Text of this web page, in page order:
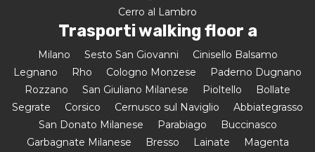
Cerro al Lambro
Trasporti walking floor a
Milano Sesto San Giovanni
Cinisello Balsamo
Legnano
Rho Cologno Monzese
Paderno Dugnano
Rozzano
San Giuliano Milanese Pioltello
Bollate
Segrate
Corsico Cernusco sul Naviglio
Abbiategrasso
San Donato Milanese
Parabiago
Buccinasco
Garbagnate Milanese
Bresso Lainate
Magenta